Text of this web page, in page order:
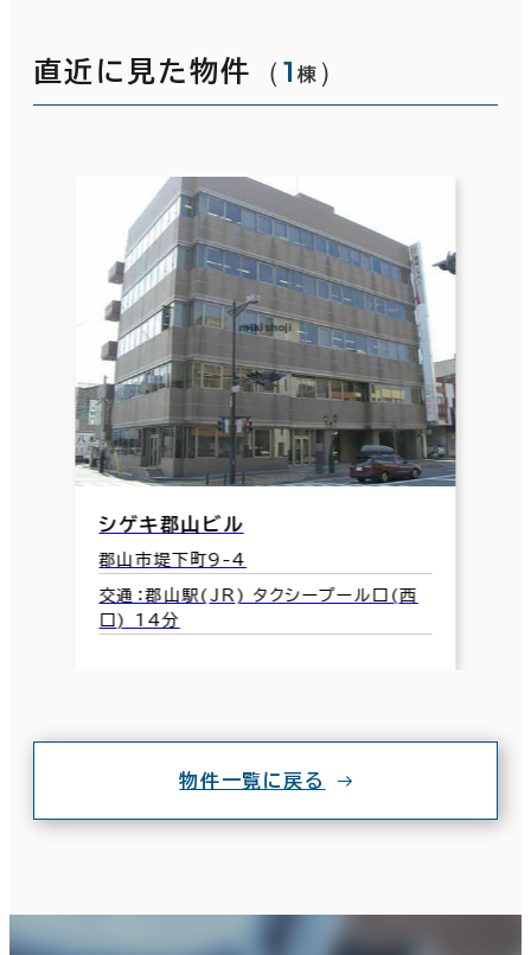
直近に見た物件 （1 棟 ）
シゲキ郡山ビル
郡山市堤下町9-4
交通：郡山駅(JR) タクシープール口(西
口) 14分
物件一覧に戻る